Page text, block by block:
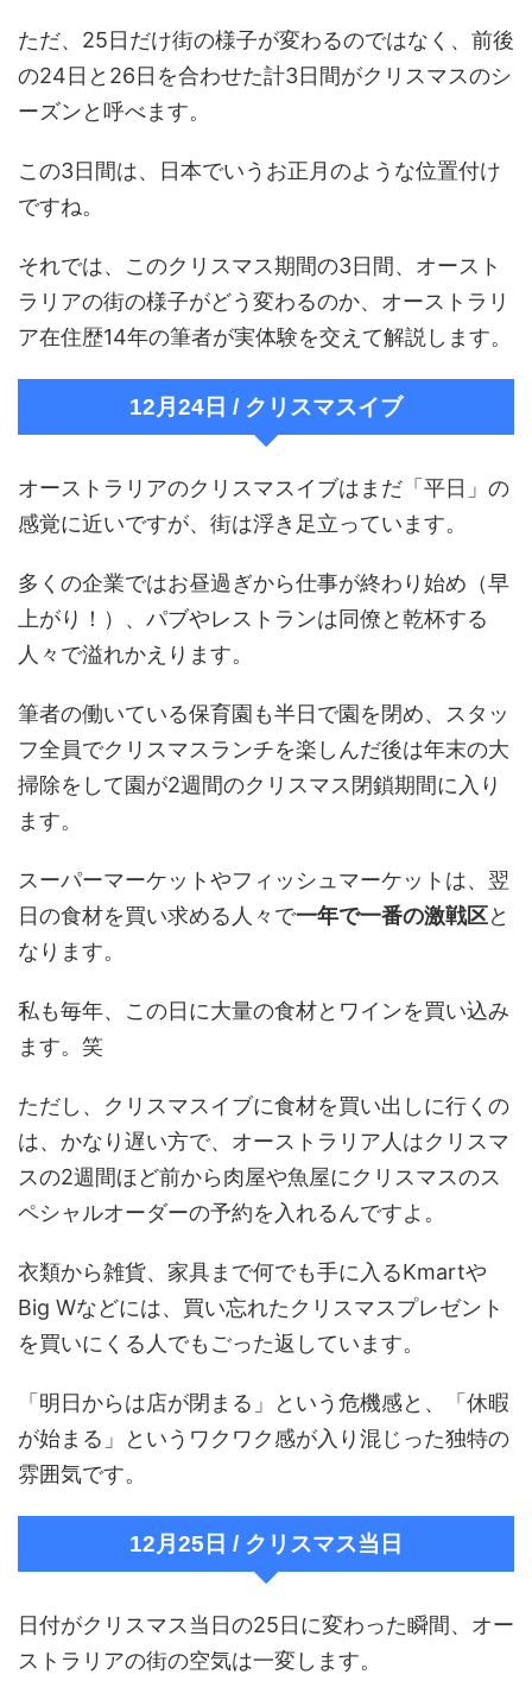
ただ、25日だけ街の様子が変わるのではなく、前後
の24日と26日を合わせた計3日間がクリスマスのシ
ーズンと呼べます。
この3日間は、日本でいうお正月のような位置付け
ですね。
それでは、このクリスマス期間の3日間、オースト
ラリアの街の様子がどう変わるのか、オーストラリ
ア在住歴14年の筆者が実体験を交えて解説します。
12月24日 / クリスマスイブ
オーストラリアのクリスマスイブはまだ「平日」の
感覚に近いですが、街は浮き足立っています。
多くの企業ではお昼過ぎから仕事が終わり始め（早
上がり！）、パブやレストランは同僚と乾杯する
人々で溢れかえります。
筆者の働いている保育園も半日で園を閉め、スタッ
フ全員でクリスマスランチを楽しんだ後は年末の大
掃除をして園が2週間のクリスマス閉鎖期間に入り
ます。
スーパーマーケットやフィッシュマーケットは、翌
日の食材を買い求める人々で一年で一番の激戦区と
なります。
私も毎年、この日に大量の食材とワインを買い込み
ます。笑
ただし、クリスマスイブに食材を買い出しに行くの
は、かなり遅い方で、オーストラリア人はクリスマ
スの2週間ほど前から肉屋や魚屋にクリスマスのス
ペシャルオーダーの予約を入れるんですよ。
衣類から雑貨、家具まで何でも手に入るKmartや
Big Wなどには、買い忘れたクリスマスプレゼント
を買いにくる人でもごった返しています。
「明日からは店が閉まる」という危機感と、「休暇
が始まる」というワクワク感が入り混じった独特の
雰囲気です。
12月25日 / クリスマス当日
日付がクリスマス当日の25日に変わった瞬間、オー
ストラリアの街の空気は一変します。